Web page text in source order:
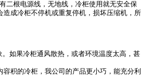
二根电源线，无地线，冷柜使用就无安全保
成冷柜不停机或重复停机，损坏压缩机，所
如果冷柜通风散热，或者环境温度太高，甚
积的冷柜，我公司的产品更小巧，能充分利